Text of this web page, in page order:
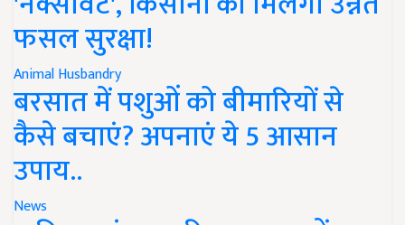
फसल सुरक्षा!
Animal Husbandry
बरसात में पशुओं को बीमारियों से
कैसे बचाएं? अपनाएं ये 5 आसान
उपाय..
News